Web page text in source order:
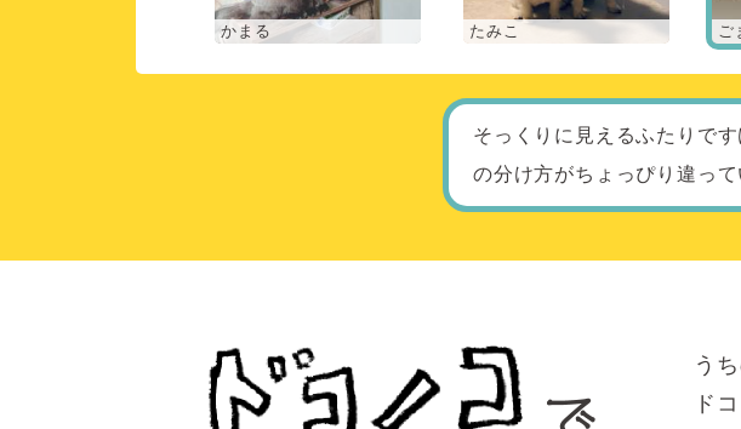
かまる たみこ ご
そっくりに見えるふたりで
の分け方がちょっぴり違って
う
ド